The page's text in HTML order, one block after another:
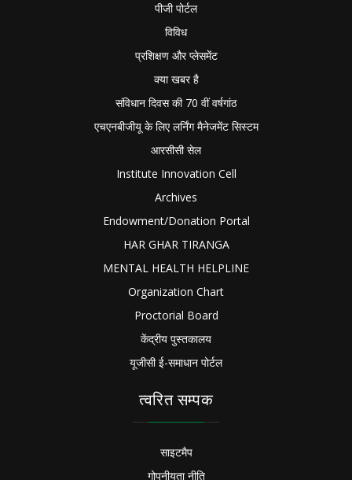
पीजी पोर्टल
विविध
प्रशिक्षण और प्लेसमेंट
क्या खबर है
संविधान दिवस की 70 वीं वर्षगांठ
एचएनबीजीयू के लिए लर्निंग मैनेजमेंट सिस्टम
आरसीसी सेल
Institute Innovation Cell
Archives
Endowment/Donation Portal
HAR GHAR TIRANGA
MENTAL HEALTH HELPLINE
Organization Chart
Proctorial Board
केंद्रीय पुस्तकालय
यूजीसी ई-समाधान पोर्टल
त्वरित सम्पक
साइटमैप
गोपनीयता नीति